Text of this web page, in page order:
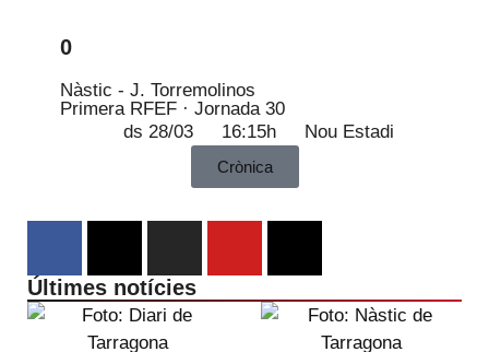
0
Nàstic - J. Torremolinos
Primera RFEF · Jornada 30
ds 28/03
16:15h Nou Estadi
Crònica
Últimes notícies